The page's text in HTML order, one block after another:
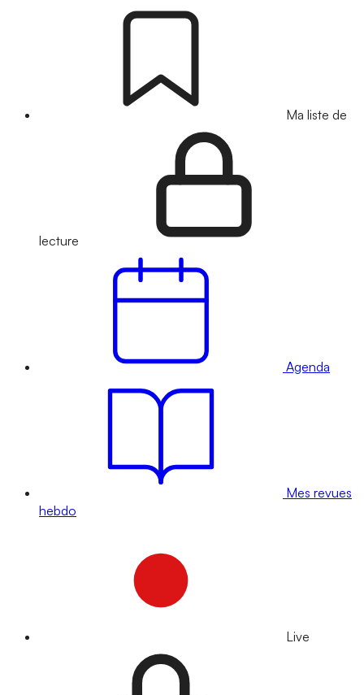
Ma liste de
lecture
Agenda
Mes revues
hebdo
Live